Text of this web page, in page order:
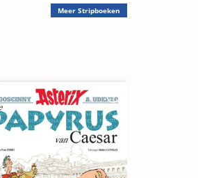
Meer Stripboeken